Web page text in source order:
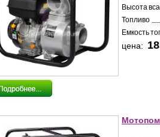
Высота
Топливо
Емкость
цена: